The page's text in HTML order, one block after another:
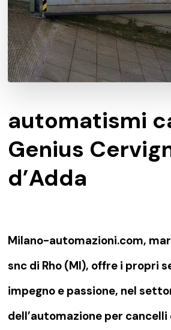
automatismi
Genius
d’Adda
Milano-automazioni.com,
snc di Rho (MI), offre i propri
impegno e passione, nel
dell’automazione per